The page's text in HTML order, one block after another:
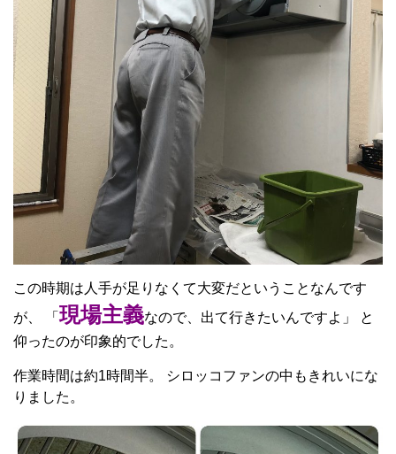
この時期は人手が足りなくて大変だということなんです
が、 「現場主義なので、出て行きたいんですよ」 と
仰ったのが印象的でした。
作業時間は約1時間半。 シロッコファンの中もきれいにな
りました。